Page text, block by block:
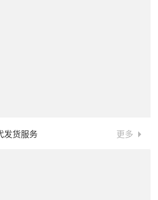
发货服务 更多